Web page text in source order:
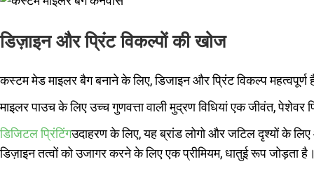
डिज़ाइन और प्रिंट विकल्पों की खोज
कस्टम मेड माइलर बैग बनाने के लिए, डिजाइन और प्रिंट विकल्प महत्वपूर्ण
माइलर पाउच के लिए उच्च गुणवत्ता वाली मुद्रण विधियां एक जीवंत,
डिजिटल प्रिंटिंगउदाहरण के लिए, यह ब्रांड लोगो और जटिल दृश्यों के
डिज़ाइन तत्वों को उजागर करने के लिए एक प्रीमियम, धातुई रूप जोड़ता